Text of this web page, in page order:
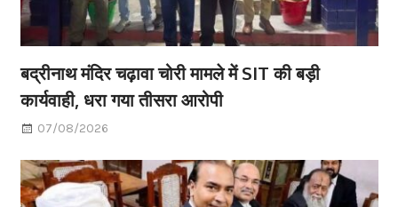
बद्रीनाथ मंदिर चढ़ावा चोरी मामले में SIT की बड़ी
कार्यवाही, धरा गया तीसरा आरोपी
07/08/2026